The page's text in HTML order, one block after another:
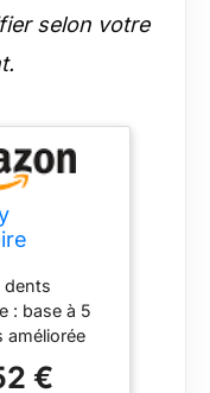
selon votre
89,9 cm
dents
: base à 5
améliorée
ajoute
€